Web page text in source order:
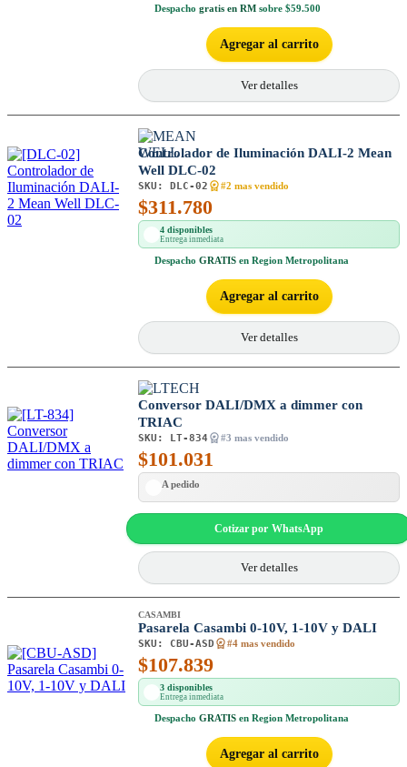
Despacho gratis en RM sobre $59.500
Agregar al carrito
Ver detalles
Controlador de Iluminación DALI-2 Mean
Well DLC-02
SKU: DLC-02 #2 mas vendido
$311.780
4 disponibles
Entrega inmediata
Despacho GRATIS en Region Metropolitana
Agregar al carrito
Ver detalles
Conversor DALI/DMX a dimmer con
TRIAC
SKU: LT-834 #3 mas vendido
$101.031
A pedido
Cotizar por WhatsApp
Ver detalles
CASAMBI
Pasarela Casambi 0-10V, 1-10V y DALI
SKU: CBU-ASD #4 mas vendido
$107.839
3 disponibles
Entrega inmediata
Despacho GRATIS en Region Metropolitana
Agregar al carrito